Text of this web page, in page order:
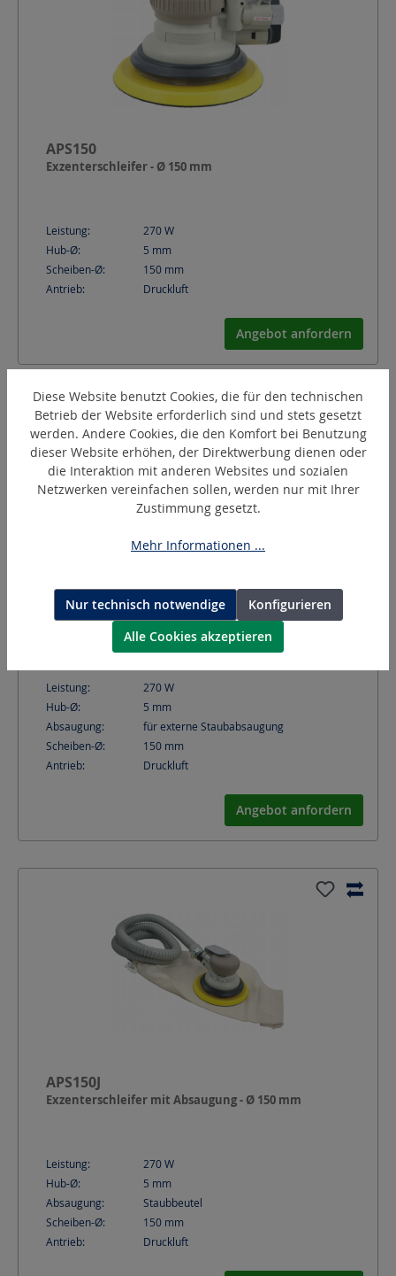
APS150
Exzenterschleifer - Ø 150 mm
Leistung: 270W
Hub-Ø:
5 mm
Scheiben-Ø:
150 mm
Antrieb:
Druckluft
Angebot anfordern
APS150A
Exzenterschleifer mit Absaugung - Ø 150 mm
Leistung: 270W
Hub-Ø:
5 mm
Absaugung:
für externe Staubabsaugung
Scheiben-Ø:
150 mm
Antrieb:
Druckluft
Angebot anfordern
APS150J
Exzenterschleifer mit Absaugung - Ø 150 mm
Leistung: 270W
Hub-Ø:
5 mm
Absaugung:
Staubbeutel
Scheiben-Ø:
150 mm
Antrieb:
Druckluft
Diese Website benutzt Cookies, die für den technischen
Betrieb der Website erforderlich sind und stets gesetzt
werden. Andere Cookies, die den Komfort bei Benutzung
dieser Website erhöhen, der Direktwerbung dienen oder
die Interaktion mit anderen Websites und sozialen
Netzwerken vereinfachen sollen, werden nur mit Ihrer
Zustimmung gesetzt.
Mehr Informationen ...
Nur technisch notwendige
Konfigurieren
Alle Cookies akzeptieren